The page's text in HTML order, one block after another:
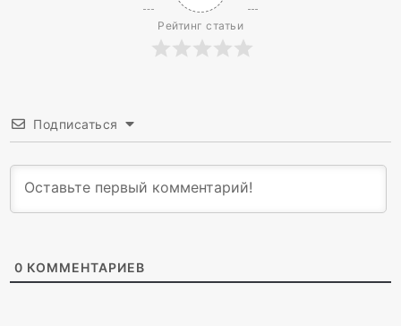
Рейтинг статьи
Подписаться
0 КОММЕНТАРИЕВ